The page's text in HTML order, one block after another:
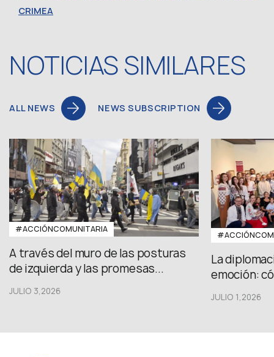
CRIMEA
NOTICIAS SIMILARES
ALL NEWS NEWS SUBSCRIPTION
#ACCIÓNCOMUNITARIA
A través del muro de las posturas
de izquierda y las promesas...
JULIO 3,2026
La
emoción:
JULIO 1,2026